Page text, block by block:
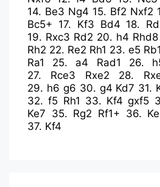
14. Be3 Ng4 15. Bf2 Nxf2
Bc5+ 17. Kf3 Bd4 18.
19. Rxc3 Rd2 20. h4 Rhd8
Rh2 22. Re2 Rh1 23. e5 Rb1
Ra1
25. a4 Rad1 26.
27. Rce3 Rxe2 28.
29. h6 g6 30. g4 Kd7 31.
32.f5 Rh1 33. Kf4 gxf5
Ke7 35. Rg2 Rf1+ 36.
37. Kf4